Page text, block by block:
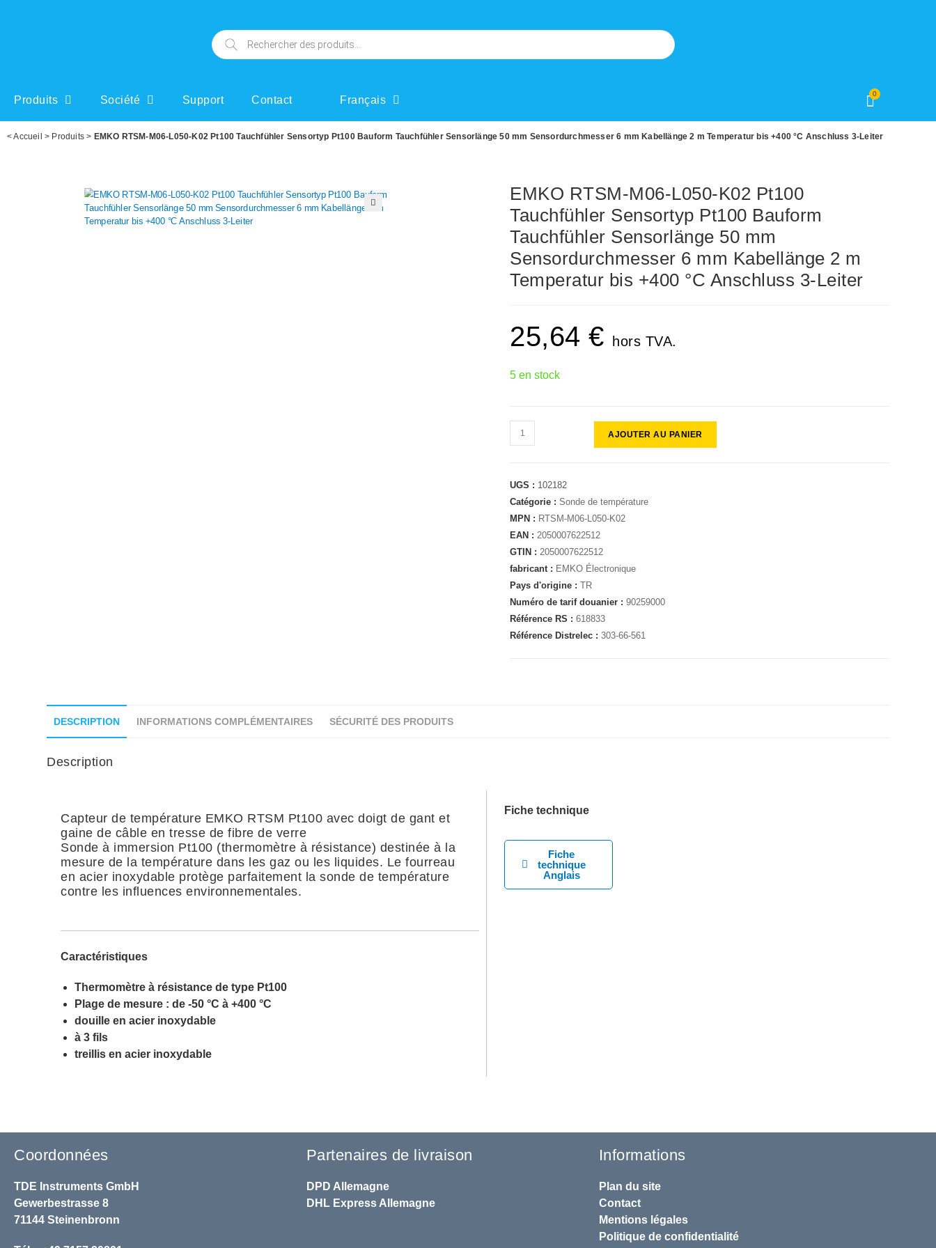
Produits Société Support Contact Français
0
<Accueil > Produits > EMKO RTSM-M06-L050-K02 Pt100 Tauchfühler Sensortyp Pt100 Bauform Tauchfühler Sensorlänge 50 mm Sensordurchmesser 6 mm Kabellänge 2 m Temperatur bis +400 °C Anschluss 3-Leiter
EMKO RTSM-M06-L050-K02 Pt100
Tauchfühler Sensortyp Pt100 Bauform
Tauchfühler Sensorlänge 50 mm
Sensordurchmesser 6 mm Kabellänge 2 m
Temperatur bis +400 °C Anschluss 3-Leiter
25,64€ hors TVA.
5 en stock
AJOUTER AU PANIER
UGS : 102182
Catégorie :Sonde de température
MPN : RTSM-M06-L050-K02
EAN :2050007622512
GTIN :2050007622512
fabricant : EMKO Électronique
Pays d'origine :TR
Numéro de tarif douanier :90259000
Référence RS :618833
Référence Distrelec :303-66-561
DESCRIPTION INFORMATIONS COMPLÉMENTAIRES SÉCURITÉ DES PRODUITS
Description
Capteur de température EMKO RTSM Pt100 avec doigt de gant et
gaine de câble en tresse de fibre de verre
Sonde à immersion Pt100 (thermomètre à résistance) destinée à la
mesure de la température dans les gaz ou les liquides. Le fourreau
en acier inoxydable protège parfaitement la sonde de température
contre les influences environnementales.
Caractéristiques
Thermomètre à résistance de type Pt100
Plage de mesure : de -50 °C à +400 °C
douille en acier inoxydable
à 3 fils
treillis en acier inoxydable
Fiche technique
Fiche
technique
Anglais
Coordonnées
TDE Instruments GmbH
Gewerbestrasse 8
71144 Steinenbronn
Partenaires de livraison
DPD Allemagne
DHLExpress Allemagne
Informations
Plan du site
Contact
Mentions légales
Politique de confidentialité